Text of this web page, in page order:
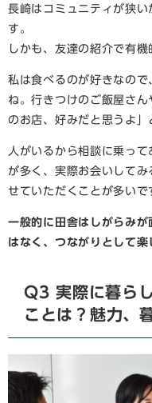
長崎はコミュニティが狭
す。
しかも、友達の紹介で有機
私は食べるのが好きなの
ね。行きつけのご飯屋さ
のお店、好みだと思うよ
人がいるから相談に乗っ
が多く、実際お会いして
せていただくことが多いで
一般的に田舎はしがらみ
はなく、つながりとして楽
Q3 実際に暮ら
ことは？魅力、